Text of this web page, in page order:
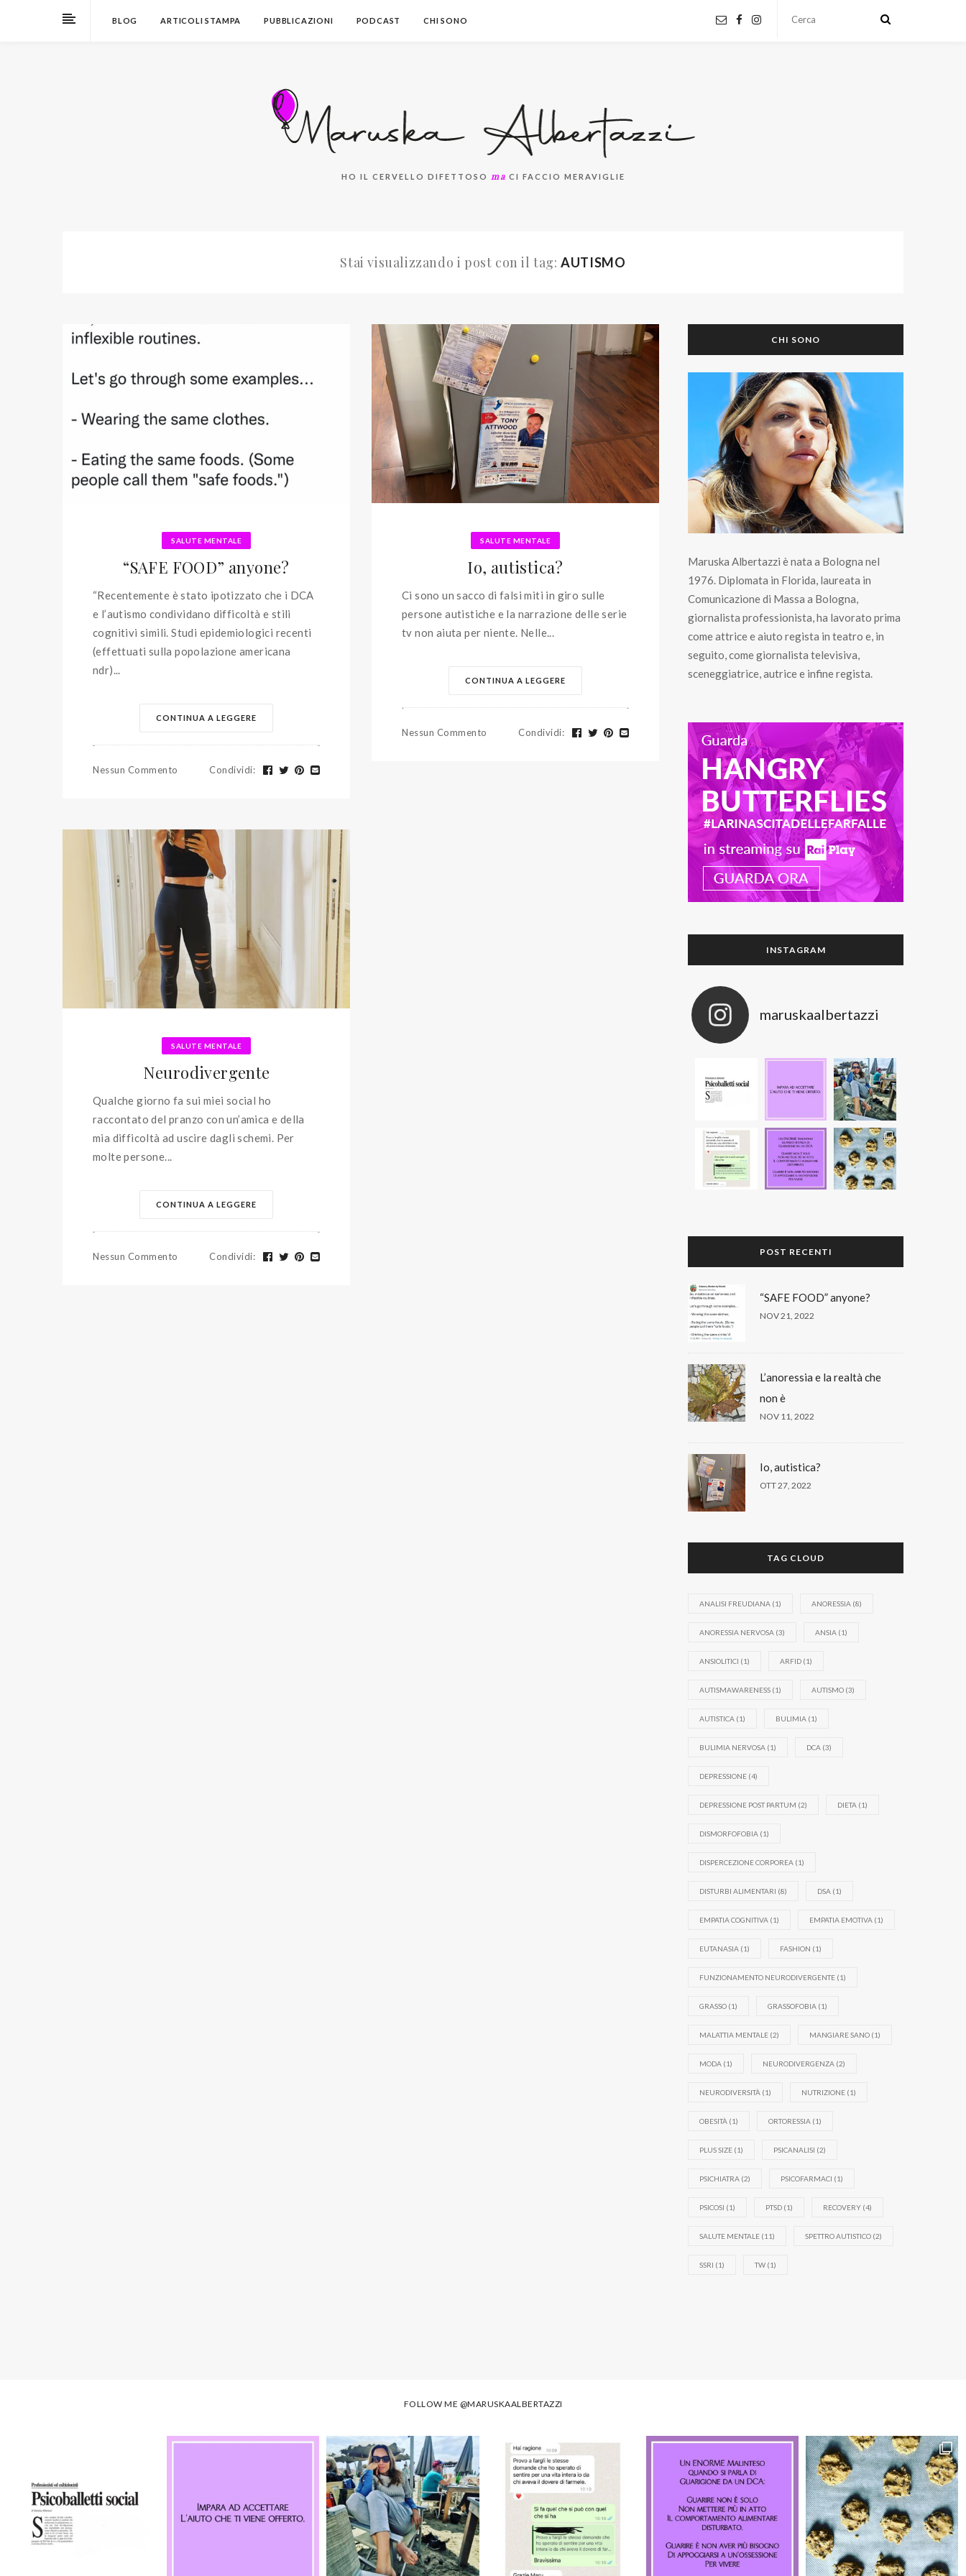
BLOG ARTICOLI STAMPA PUBBLICAZIONI PODCAST CHI SONO
HO IL CERVELLO DIFETTOSO ma CI FACCIO MERAVIGLIE
Stai visualizzando i post con il tag:AUTISMO
SALUTE MENTALE
“SAFE FOOD” anyone?
“Recentemente è stato ipotizzato che i DCA
e l’autismo condividano difficoltà e stili
cognitivi simili. Studi epidemiologici recenti
(effettuati sulla popolazione americana
ndr)...
CONTINUA A LEGGERE
Nessun Commento Condividi:
SALUTE MENTALE
Io, autistica?
Ci sono un sacco di falsi miti in giro sulle
persone autistiche e la narrazione delle serie
tv non aiuta per niente. Nelle...
CONTINUA A LEGGERE
Nessun Commento Condividi:
SALUTE MENTALE
Neurodivergente
Qualche giorno fa sui miei social ho
raccontato del pranzo con un’amica e della
mia difficoltà ad uscire dagli schemi. Per
molte persone...
CONTINUA A LEGGERE
Nessun Commento Condividi:
CHI SONO
Maruska Albertazzi è nata a Bologna nel
1976. Diplomata in Florida, laureata in
Comunicazione di Massa a Bologna,
giornalista professionista, ha lavorato prima
come attrice e aiuto regista in teatro e, in
seguito, come giornalista televisiva,
sceneggiatrice, autrice e infine regista.
INSTAGRAM
maruskaalbertazzi
POST RECENTI
“SAFE FOOD” anyone?
NOV 21, 2022
L’anoressia e la realtà che
non è
NOV 11, 2022
Io, autistica?
OTT 27, 2022
TAG CLOUD
ANALISI FREUDIANA (1) ANORESSIA (8)
ANORESSIA NERVOSA (3) ANSIA (1)
ANSIOLITICI (1) ARFID (1)
AUTISMAWARENESS (1) AUTISMO (3)
AUTISTICA (1) BULIMIA (1)
BULIMIA NERVOSA (1) DCA (3)
DEPRESSIONE (4)
DEPRESSIONE POST PARTUM (2) DIETA (1)
DISMORFOFOBIA (1)
DISPERCEZIONE CORPOREA (1)
DISTURBI ALIMENTARI (8) DSA (1)
EMPATIA COGNITIVA (1) EMPATIA EMOTIVA (1)
EUTANASIA (1) FASHION (1)
FUNZIONAMENTO NEURODIVERGENTE (1)
GRASSO (1) GRASSOFOBIA (1)
MALATTIA MENTALE (2) MANGIARE SANO (1)
MODA (1) NEURODIVERGENZA (2)
NEURODIVERSITÀ (1) NUTRIZIONE (1)
OBESITÀ (1) ORTORESSIA (1)
PLUS SIZE (1) PSICANALISI (2)
PSICHIATRA (2) PSICOFARMACI (1)
PSICOSI (1) PTSD (1) RECOVERY (4)
SALUTE MENTALE (11) SPETTRO AUTISTICO (2)
SSRI (1) TW (1)
FOLLOW ME @MARUSKAALBERTAZZI